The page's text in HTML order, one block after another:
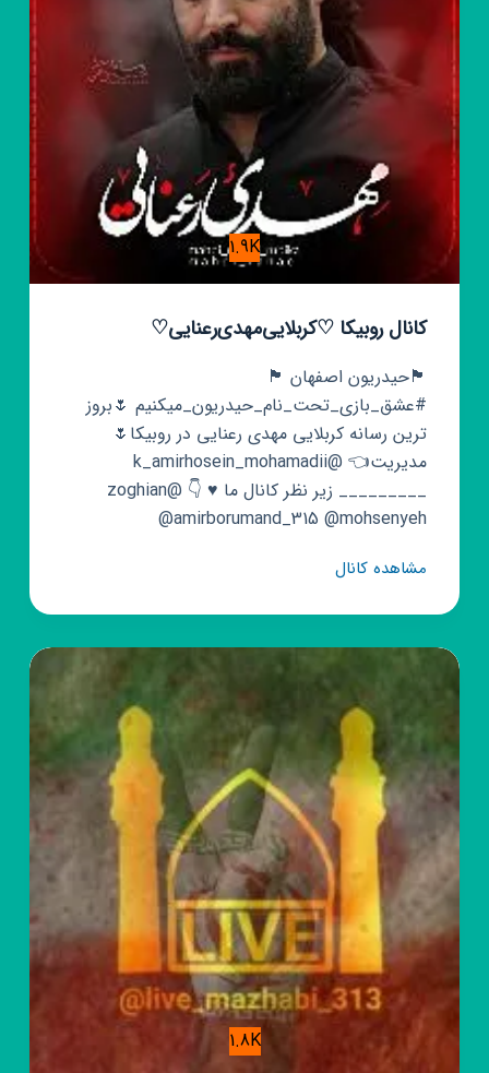
1.9K
کانال روبیکا ♡کربلایی‌مهدی‌رعنایی♡
🏴حیدریون اصفهان 🏴
#عشق_بازی_تحت_نام_حیدریون_میکنیم 🌷بروز
ترین رسانه کربلایی مهدی رعنایی در روبیکا🌷
مدیریت👈 @k_amirhosein_mohamadii
_________ زیر نظر کانال ما ♥️ 👇 @zoghian
@amirborumand_315 @mohsenyeh
مشاهده کانالکانال
♡کربلایی‌مهدی‌رعنایی♡
1.8K